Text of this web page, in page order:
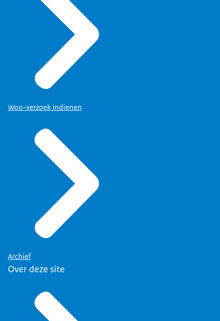
Woo-verzoek indienen
Archief
Over deze site